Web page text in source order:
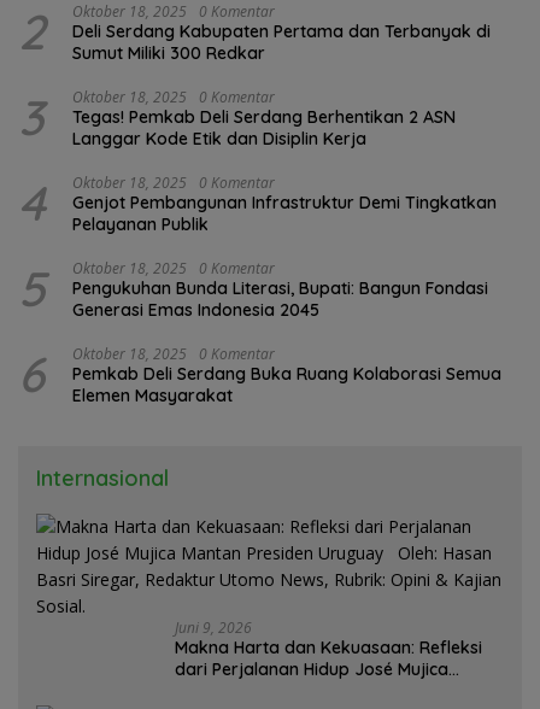
2 Oktober 18, 2025 0 Komentar
Deli Serdang Kabupaten Pertama dan Terbanyak di
Sumut Miliki 300 Redkar
3 Oktober 18, 2025 0 Komentar
Tegas! Pemkab Deli Serdang Berhentikan 2 ASN
Langgar Kode Etik dan Disiplin Kerja
4 Oktober 18, 2025 0 Komentar
Genjot Pembangunan Infrastruktur Demi Tingkatkan
Pelayanan Publik
5 Oktober 18, 2025 0 Komentar
Pengukuhan Bunda Literasi, Bupati: Bangun Fondasi
Generasi Emas Indonesia 2045
6 Oktober 18, 2025 0 Komentar
Pemkab Deli Serdang Buka Ruang Kolaborasi Semua
Elemen Masyarakat
Internasional
Juni 9, 2026
Makna Harta dan Kekuasaan: Refleksi
dari Perjalanan Hidup José Mujica